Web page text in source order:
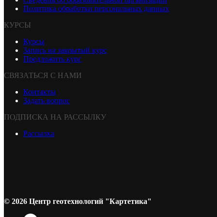
Политика обработки персональных данных
КУРСЫ
Курсы
Запись на закрытый курс
Предложить курс
СВЯЗАТЬСЯ С НАМИ
Контакты
Задать вопрос
ПОДПИСКА НА РАССЫЛКУ
Рассылка
© 2026 Центр геотехнологий "Картетика"